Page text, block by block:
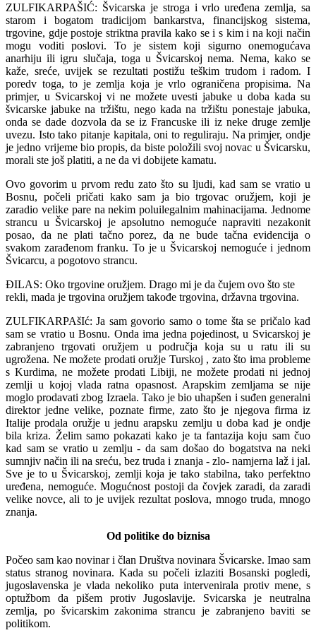
ZULFIKARPAŠIĆ: Švicarska je stroga i vrlo uređena zemlja, sa
starom i bogatom tradicijom bankarstva, financijskog sistema,
trgovine, gdje postoje striktna pravila kako se i s kim i na koji način
mogu voditi poslovi. To je sistem koji sigurno onemogućava
anarhiju ili igru slučaja, toga u Švicarskoj nema. Nema, kako se
kaže, sreće, uvijek se rezultati postižu teškim trudom i radom. I
poredv toga, to je zemlja koja je vrlo ograničena propisima. Na
primjer, u Svicarskoj vi ne možete uvesti jabuke u doba kada su
švicarske jabuke na tržištu, nego kada na tržištu ponestaje jabuka,
onda se dade dozvola da se iz Francuske ili iz neke druge zemlje
uvezu. Isto tako pitanje kapitala, oni to reguliraju. Na primjer, ondje
je jedno vrijeme bio propis, da biste položili svoj novac u Švicarsku,
morali ste još platiti, a ne da vi dobijete kamatu.
Ovo govorim u prvom redu zato što su ljudi, kad sam se vratio u
Bosnu, počeli pričati kako sam ja bio trgovac oružjem, koji je
zaradio velike pare na nekim poluilegalnim mahinacijama. Jednome
strancu u Švicarskoj je apsolutno nemoguće napraviti nezakonit
posao, da ne plati tačno porez, da ne bude tačna evidencija o
svakom zarađenom franku. To je u Švicarskoj nemoguće i jednom
Švicarcu, a pogotovo strancu.
ĐILAS: Oko trgovine oružjem. Drago mi je da čujem ovo što ste
rekli, mada je trgovina oružjem takođe trgovina, državna trgovina.
ZULFIKARPAšIć: Ja sam govorio samo o tome šta se pričalo kad
sam se vratio u Bosnu. Onda ima jedna pojedinost, u Svicarskoj je
zabranjeno trgovati oružjem u područja koja su u ratu ili su
ugrožena. Ne možete prodati oružje Turskoj , zato što ima probleme
s Kurdima, ne možete prodati Libiji, ne možete prodati ni jednoj
zemlji u kojoj vlada ratna opasnost. Arapskim zemljama se nije
moglo prodavati zbog Izraela. Tako je bio uhapšen i suđen generalni
direktor jedne velike, poznate firme, zato što je njegova firma iz
Italije prodala oružje u jednu arapsku zemlju u doba kad je ondje
bila kriza. Želim samo pokazati kako je ta fantazija koju sam čuo
kad sam se vratio u zemlju - da sam došao do bogatstva na neki
sumnjiv način ili na sreću, bez truda i znanja - zlo- namjerna laž i jal.
Sve je to u Švicarskoj, zemlji koja je tako stabilna, tako perfektno
uređena, nemoguće. Mogućnost postoji da čovjek zaradi, da zaradi
velike novce, ali to je uvijek rezultat poslova, mnogo truda, mnogo
znanja.
Od politike do biznisa
Počeo sam kao novinar i član Društva novinara Švicarske. Imao sam
status stranog novinara. Kada su počeli izlaziti Bosanski pogledi,
jugoslavenska je vlada nekoliko puta intervenirala protiv mene, s
optužbom da pišem protiv Jugoslavije. Svicarska je neutralna
zemlja, po švicarskim zakonima strancu je zabranjeno baviti se
politikom.